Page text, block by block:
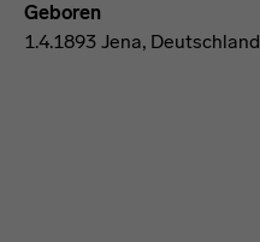
Geboren
1.4.1893 Jena, Deutschland